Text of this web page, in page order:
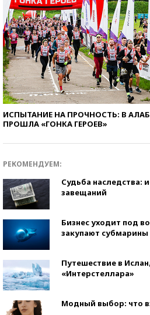
ИСПЫТАНИЕ НА ПРОЧНОСТЬ: В
ПРОШЛА «ГОНКА ГЕРОЕВ»
РЕКОМЕНДУЕМ:
Судьба наследства:
завещаний
Бизнес уходит под
закупают субмарины
Путешествие в
«Интерстеллара»
Модный выбор: что